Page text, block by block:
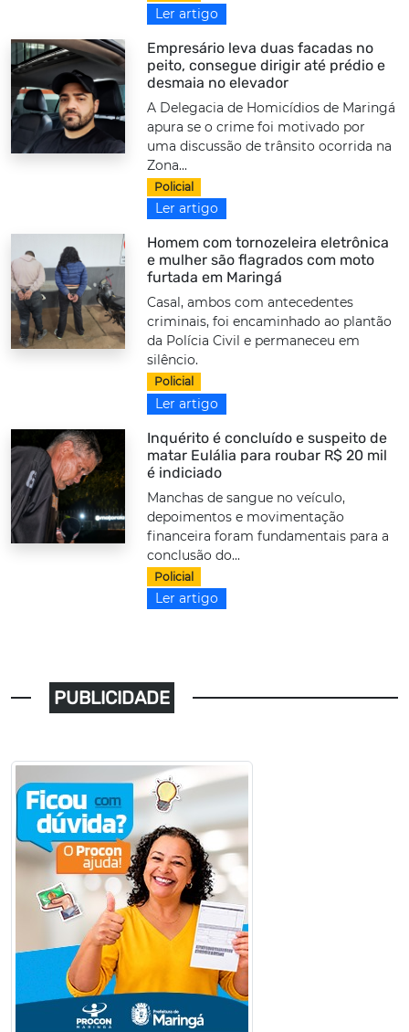
Ler artigo
Empresário leva duas facadas no
peito, consegue dirigir até prédio e
desmaia no elevador
A Delegacia de Homicídios de Maringá
apura se o crime foi motivado por
uma discussão de trânsito ocorrida na
Zona...
Policial
Ler artigo
Homem com tornozeleira eletrônica
e mulher são flagrados com moto
furtada em Maringá
Casal, ambos com antecedentes
criminais, foi encaminhado ao plantão
da Polícia Civil e permaneceu em
silêncio.
Policial
Ler artigo
Inquérito é concluído e suspeito de
matar Eulália para roubar R$ 20 mil
é indiciado
Manchas de sangue no veículo,
depoimentos e movimentação
financeira foram fundamentais para a
conclusão do...
Policial
Ler artigo
PUBLICIDADE